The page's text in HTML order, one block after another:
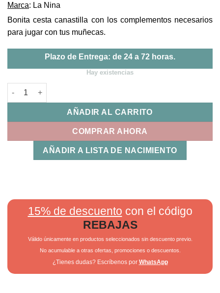
era:
21,00€.
es:
Marca: La Nina
Bonita cesta canastilla con los complementos necesarios
para jugar con tus muñecas.
Plazo de Entrega: de 24 a 72 horas.
Hay existencias
Canastilla con Complementos Candela La Nina cantidad
AÑADIR AL CARRITO
COMPRAR AHORA
AÑADIR A LISTA DE NACIMIENTO
15% de descuento con el código
REBAJAS
Válido únicamente en productos seleccionados sin descuento previo.
No acumulable a otras ofertas, promociones o descuentos.
¿Tienes dudas? Escríbenos por WhatsApp